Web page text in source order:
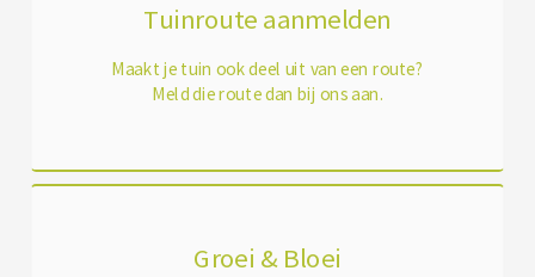
Tuinroute aanmelden
Maakt je tuin ook deel uit van een route?
Meld die route dan bij ons aan.
Groei & Bloei